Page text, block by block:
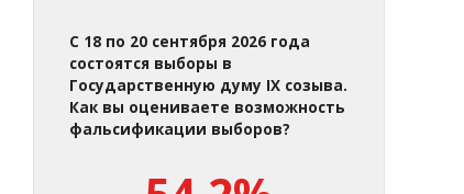
С 18 по 20 сентября 2026 года
состоятся выборы в
Государственную думу IX созыва.
Как вы оцениваете возможность
фальсификации выборов?